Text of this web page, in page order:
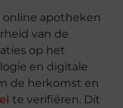
online apotheken
van de
op het
en digitale
de herkomst en
te verifiëren. Dit